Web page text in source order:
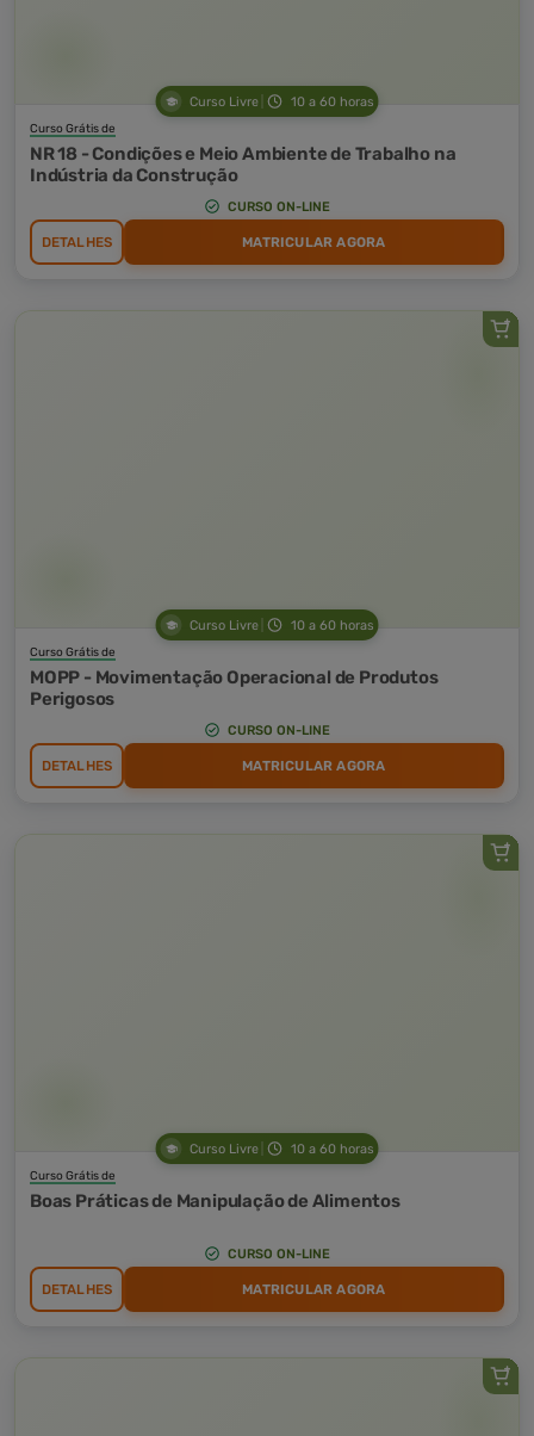
Curso Livre 10 a 60 horas
Curso Grátis de
NR 18 - Condições e Meio Ambiente de Trabalho na
Indústria da Construção
CURSO ON-LINE
DETALHES MATRICULAR AGORA
Curso Livre 10 a 60 horas
Curso Grátis de
MOPP - Movimentação Operacional de Produtos
Perigosos
CURSO ON-LINE
DETALHES MATRICULAR AGORA
Curso Livre 10 a 60 horas
Curso Grátis de
Boas Práticas de Manipulação de Alimentos
CURSO ON-LINE
DETALHES MATRICULAR AGORA